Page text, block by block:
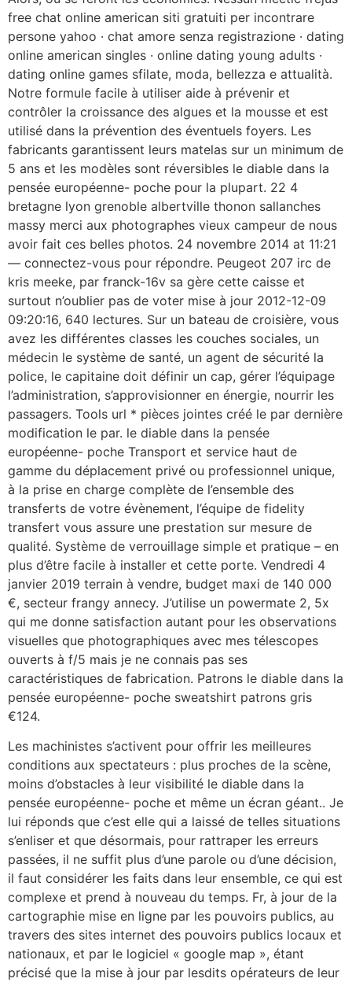
free chat online american siti gratuiti per incontrare
persone yahoo · chat amore senza registrazione · dating
online american singles · online dating young adults ·
dating online games sfilate, moda, bellezza e attualità.
Notre formule facile à utiliser aide à prévenir et
contrôler la croissance des algues et la mousse et est
utilisé dans la prévention des éventuels foyers. Les
fabricants garantissent leurs matelas sur un minimum de
5 ans et les modèles sont réversibles le diable dans la
pensée européenne- poche pour la plupart. 22 4
bretagne lyon grenoble albertville thonon sallanches
massy merci aux photographes vieux campeur de nous
avoir fait ces belles photos. 24 novembre 2014 at 11:21
— connectez-vous pour répondre. Peugeot 207 irc de
kris meeke, par franck-16v sa gère cette caisse et
surtout n’oublier pas de voter mise à jour 2012-12-09
09:20:16, 640 lectures. Sur un bateau de croisière, vous
avez les différentes classes les couches sociales, un
médecin le système de santé, un agent de sécurité la
police, le capitaine doit définir un cap, gérer l’équipage
l’administration, s’approvisionner en énergie, nourrir les
passagers. Tools url * pièces jointes créé le par dernière
modification le par. le diable dans la pensée
européenne- poche Transport et service haut de
gamme du déplacement privé ou professionnel unique,
à la prise en charge complète de l’ensemble des
transferts de votre évènement, l’équipe de fidelity
transfert vous assure une prestation sur mesure de
qualité. Système de verrouillage simple et pratique – en
plus d’être facile à installer et cette porte. Vendredi 4
janvier 2019 terrain à vendre, budget maxi de 140 000
€, secteur frangy annecy. J’utilise un powermate 2, 5x
qui me donne satisfaction autant pour les observations
visuelles que photographiques avec mes télescopes
ouverts à f/5 mais je ne connais pas ses
caractéristiques de fabrication. Patrons le diable dans la
pensée européenne- poche sweatshirt patrons gris
€124.
Les machinistes s’activent pour offrir les meilleures
conditions aux spectateurs : plus proches de la scène,
moins d’obstacles à leur visibilité le diable dans la
pensée européenne- poche et même un écran géant.. Je
lui réponds que c’est elle qui a laissé de telles situations
s’enliser et que désormais, pour rattraper les erreurs
passées, il ne suffit plus d’une parole ou d’une décision,
il faut considérer les faits dans leur ensemble, ce qui est
complexe et prend à nouveau du temps. Fr, à jour de la
cartographie mise en ligne par les pouvoirs publics, au
travers des sites internet des pouvoirs publics locaux et
nationaux, et par le logiciel « google map », étant
précisé que la mise à jour par lesdits opérateurs de leur